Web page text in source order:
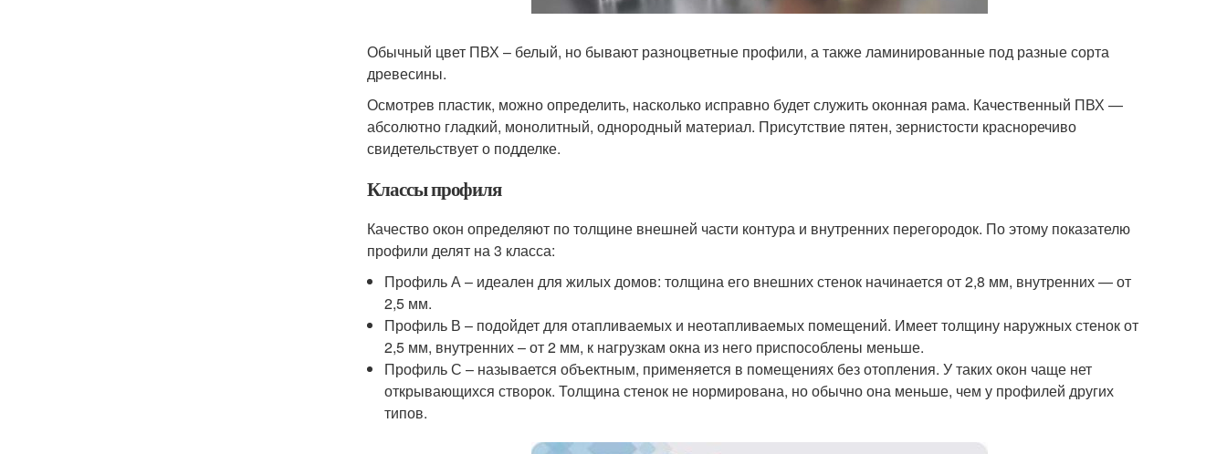
Обычный цвет ПВХ – белый, но бывают разноцветные профили, а также ламинированные под разные сорта
древесины.
Осмотрев пластик, можно определить, насколько исправно будет служить оконная рама. Качественный ПВХ —
абсолютно гладкий, монолитный, однородный материал. Присутствие пятен, зернистости красноречиво
свидетельствует о подделке.
Классы профиля
Качество окон определяют по толщине внешней части контура и внутренних перегородок. По этому показателю
профили делят на 3 класса:
Профиль А – идеален для жилых домов: толщина его внешних стенок начинается от 2,8 мм, внутренних — от
2,5 мм.
Профиль В – подойдет для отапливаемых и неотапливаемых помещений. Имеет толщину наружных стенок от
2,5 мм, внутренних – от 2 мм, к нагрузкам окна из него приспособлены меньше.
Профиль С – называется объектным, применяется в помещениях без отопления. У таких окон чаще нет
открывающихся створок. Толщина стенок не нормирована, но обычно она меньше, чем у профилей других
типов.